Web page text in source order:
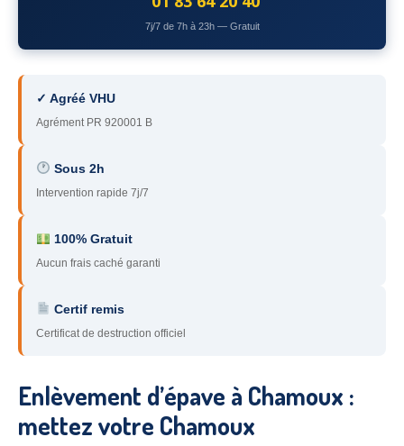
– Yvelines
92– Hauts-de-Seine
93 – Seine-Saint-Denis
94– Val-de-Marne
95 – Val d’Oise
– Essonne
89 – Yonne
51 – Marne
– Eure-et-Loir
27– Eure
7j/7 de 7h à 23h — Gratuit
✓ Agréé VHU
Agrément PR 920001 B
Sous 2h
Intervention rapide 7j/7
100% Gratuit
Aucun frais caché garanti
Certif remis
Certificat de destruction officiel
Enlèvement d’épave à Chamoux :
mettez votre Chamoux